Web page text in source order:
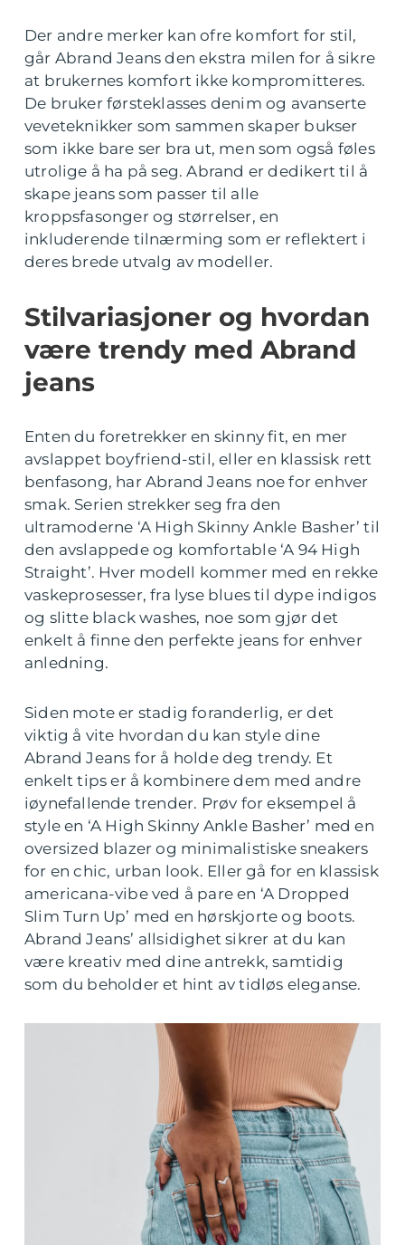
Der andre merker kan ofre komfort for stil,
går Abrand Jeans den ekstra milen for å sikre
at brukernes komfort ikke kompromitteres.
De bruker førsteklasses denim og avanserte
veveteknikker som sammen skaper bukser
som ikke bare ser bra ut, men som også føles
utrolige å ha på seg. Abrand er dedikert til å
skape jeans som passer til alle
kroppsfasonger og størrelser, en
inkluderende tilnærming som er reflektert i
deres brede utvalg av modeller.
Stilvariasjoner og hvordan
være trendy med Abrand
jeans
Enten du foretrekker en skinny fit, en mer
avslappet boyfriend-stil, eller en klassisk rett
benfasong, har Abrand Jeans noe for enhver
smak. Serien strekker seg fra den
ultramoderne ‘A High Skinny Ankle Basher’ til
den avslappede og komfortable ‘A 94 High
Straight’. Hver modell kommer med en rekke
vaskeprosesser, fra lyse blues til dype indigos
og slitte black washes, noe som gjør det
enkelt å finne den perfekte jeans for enhver
anledning.
Siden mote er stadig foranderlig, er det
viktig å vite hvordan du kan style dine
Abrand Jeans for å holde deg trendy. Et
enkelt tips er å kombinere dem med andre
iøynefallende trender. Prøv for eksempel å
style en ‘A High Skinny Ankle Basher’ med en
oversized blazer og minimalistiske sneakers
for en chic, urban look. Eller gå for en klassisk
americana-vibe ved å pare en ‘A Dropped
Slim Turn Up’ med en hørskjorte og boots.
Abrand Jeans’ allsidighet sikrer at du kan
være kreativ med dine antrekk, samtidig
som du beholder et hint av tidløs eleganse.